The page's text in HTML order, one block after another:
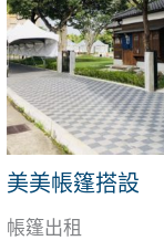
美美帳篷搭設
帳篷出租